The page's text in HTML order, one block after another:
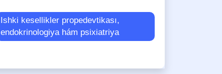
Ishki kesellikler propedevtikası,
endokrinologiya hám psixiatriya